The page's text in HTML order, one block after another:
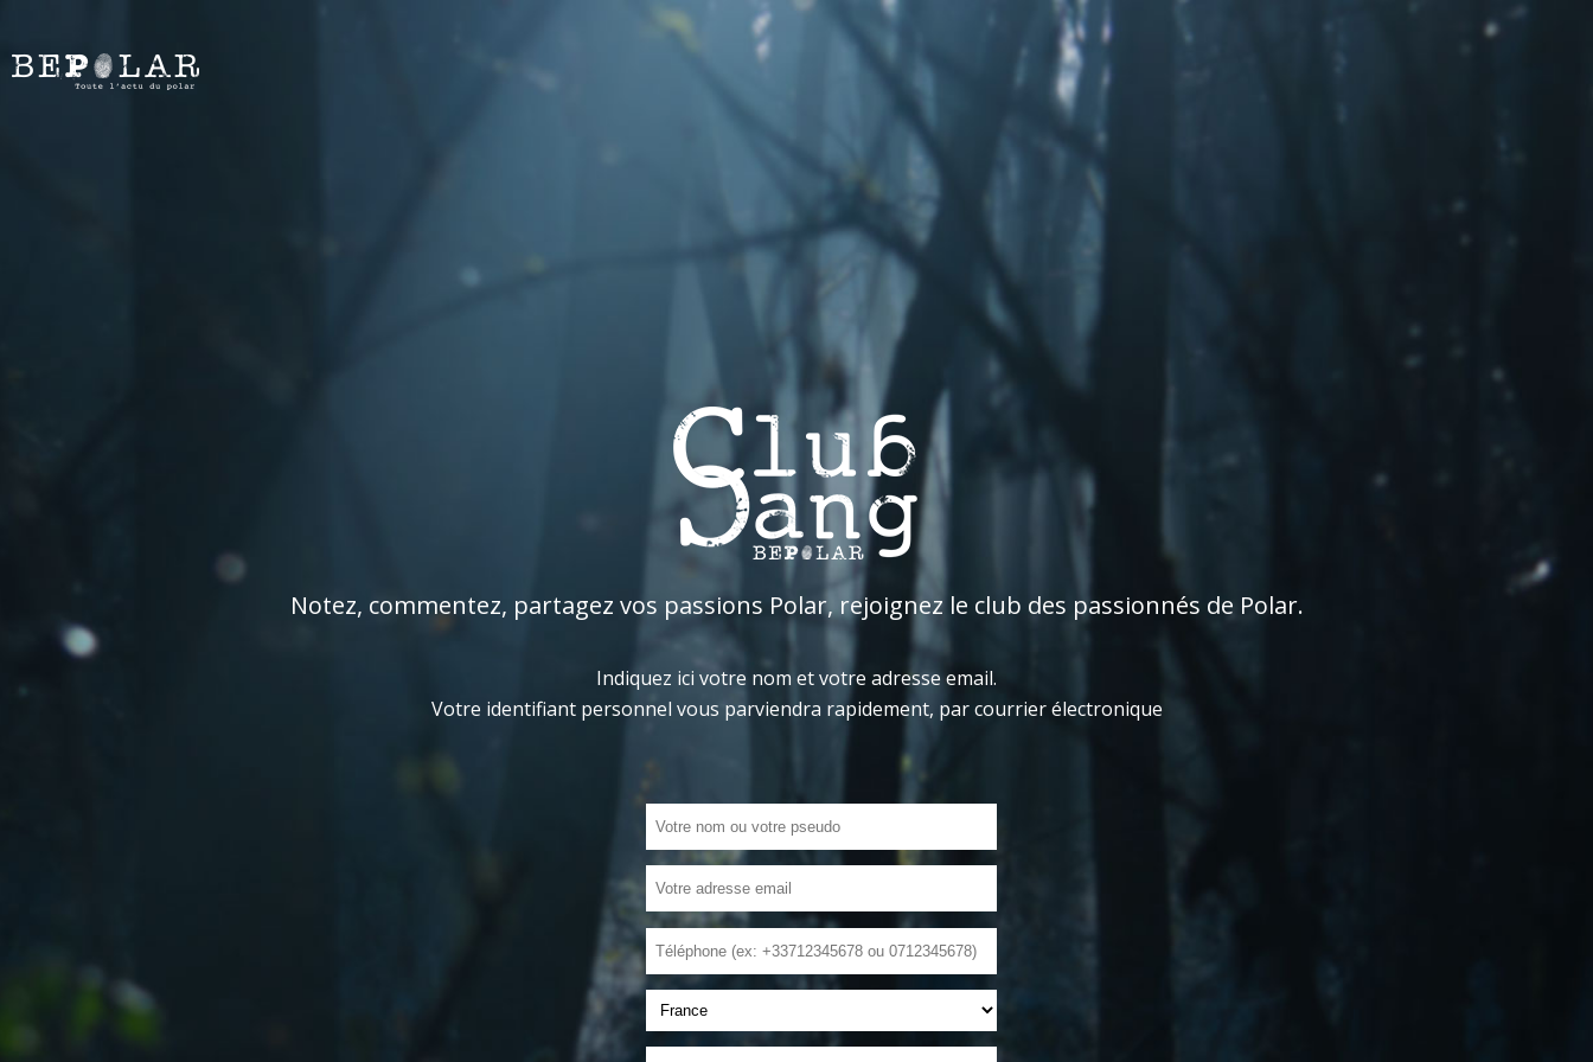
Notez, commentez, partagez vos passions Polar, rejoignez le club des passionnés de Polar.
Indiquez ici votre nom et votre adresse email.
Votre identifiant personnel vous parviendra rapidement, par courrier électronique